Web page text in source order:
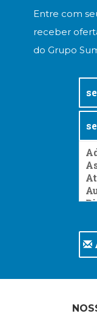
Entre com
receber
do Grupo